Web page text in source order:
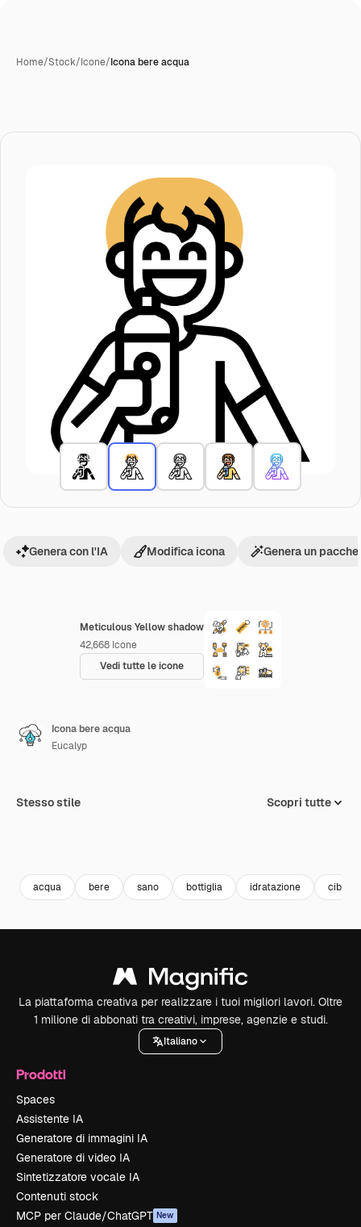
Home/Stock/Icone/Icona bere acqua
Meticulous Yellow shadow
42,668 Icone
Vedi tutte le icone
Genera con l'IA Modifica icona Genera un
Icona bere acqua
Eucalyp
Stesso stile Scopri tutte
acqua bere sano bottiglia idratazione cibo
La piattaforma creativa per realizzare i tuoi migliori lavori. Oltre
1 milione di abbonati tra creativi, imprese, agenzie e studi.
Italiano
Prodotti
Spaces
Assistente IA
Generatore di immagini IA
Generatore di video IA
Sintetizzatore vocale IA
Contenuti stock
MCP per Claude/ChatGPT New